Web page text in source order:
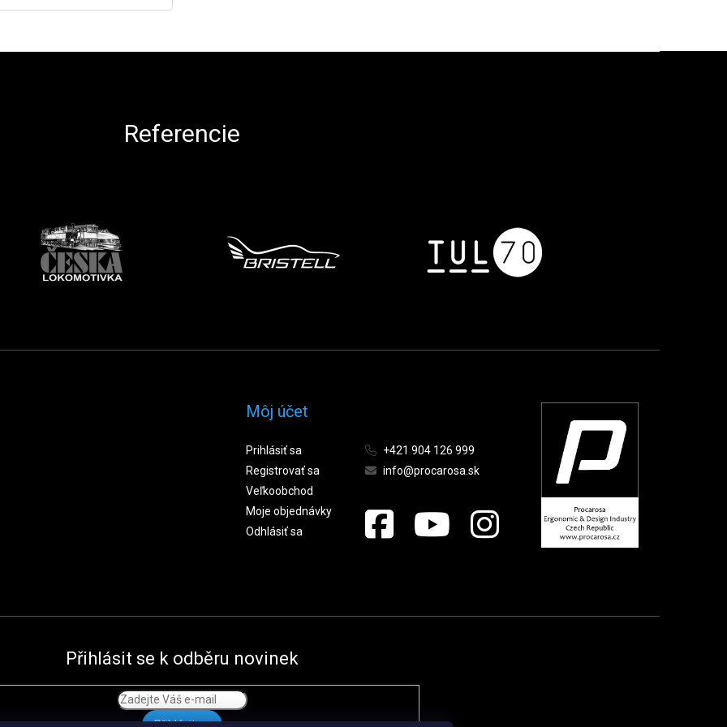
Referencie
Môj účet
Prihlásiť sa
Registrovať sa
Veľkoobchod
Moje objednávky
Odhlásiť sa
+421 904 126 999
info@procarosa.sk
Přihlásit se k odběru novinek
Přihlásit se